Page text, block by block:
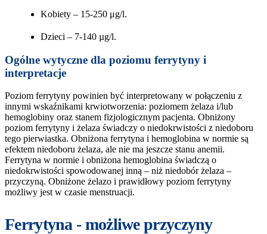
Kobiety – 15-250 μg/l.
Dzieci – 7-140 µg/l.
Ogólne wytyczne dla poziomu ferrytyny i
interpretacje
Poziom ferrytyny powinien być interpretowany w połączeniu z
innymi wskaźnikami krwiotworzenia: poziomem żelaza i/lub
hemoglobiny oraz stanem fizjologicznym pacjenta. Obniżony
poziom ferrytyny i żelaza świadczy o niedokrwistości z niedoboru
tego pierwiastka. Obniżona ferrytyna i hemoglobina w normie są
efektem niedoboru żelaza, ale nie ma jeszcze stanu anemii.
Ferrytyna w normie i obniżona hemoglobina świadczą o
niedokrwistości spowodowanej inną – niż niedobór żelaza –
przyczyną. Obniżone żelazo i prawidłowy poziom ferrytyny
możliwy jest w czasie menstruacji.
Ferrytyna - możliwe przyczyny